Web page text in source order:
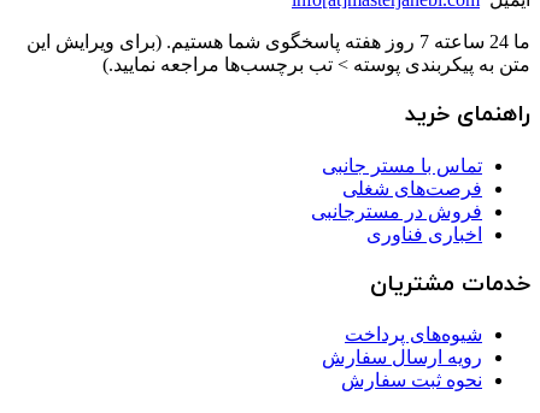
ما 24 ساعته 7 روز هفته پاسخگوی شما هستیم. (برای ویرایش این
متن به پیکربندی پوسته > تب برچسب‌ها مراجعه نمایید.)
راهنمای خرید
تماس با مستر جانبی
فرصت‌های شغلی
فروش در مسترجانبی
اخباری فناوری
خدمات مشتریان
شیوه‌های پرداخت
رویه ارسال سفارش
نحوه ثبت سفارش